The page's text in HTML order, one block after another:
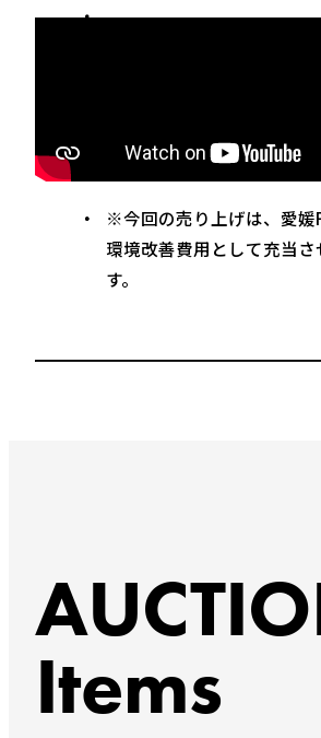
※今回の売り上げは、愛媛
環境改善費用として充当
す。
Items